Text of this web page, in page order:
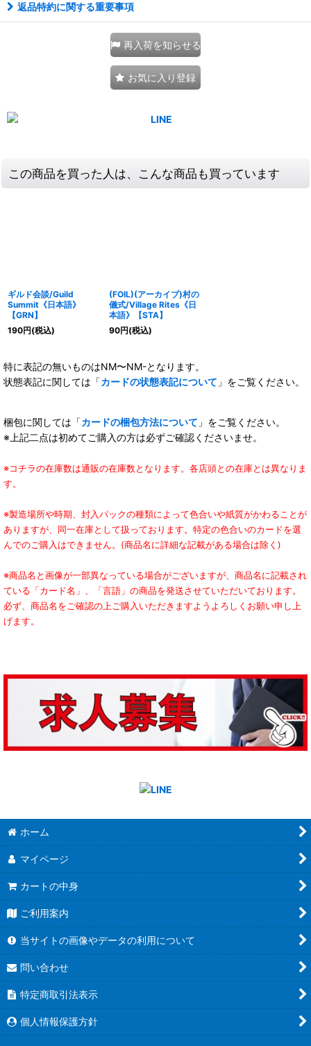
返品特約に関する重要事項
再入荷を知らせる
お気に入り登録
この商品を買った人は、こんな商品も買っています
ギルド会談/Guild
Summit《日本語》
【GRN】
190円(税込)
(FOIL)(アーカイブ)村の
儀式/Village Rites《日
本語》【STA】
90円(税込)
特に表記の無いものはNM〜NM-となります。
状態表記に関しては「カードの状態表記について 」をご覧ください。
梱包に関しては「カードの梱包方法について 」をご覧ください。
※上記二点は初めてご購入の方は必ずご確認くださいませ。
※コチラの在庫数は通販の在庫数となります。各店頭との在庫とは異なりま
す。
※製造場所や時期、封入パックの種類によって色合いや紙質がかわることが
ありますが、同一在庫として扱っております。特定の色合いのカードを選
んでのご購入はできません。(商品名に詳細な記載がある場合は除く)
※商品名と画像が一部異なっている場合がございますが、商品名に記載され
ている「カード名」、「言語」の商品を発送させていただいております。
必ず、商品名をご確認の上ご購入いただきますようよろしくお願い申し上
げます。
ホーム
マイページ
カートの中身
ご利用案内
当サイトの画像やデータの利用について
問い合わせ
特定商取引法表示
個人情報保護方針